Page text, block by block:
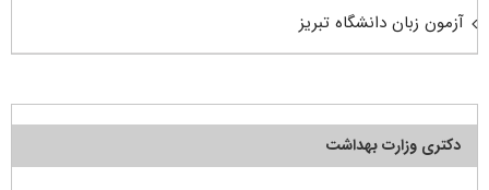
آزمون زبان دانشگاه تبریز
دکتری وزارت بهداشت